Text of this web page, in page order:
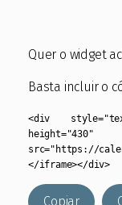
Quer o widget
Basta incluir o
<div
height="430"
src="https://
</iframe></div>
Copiar